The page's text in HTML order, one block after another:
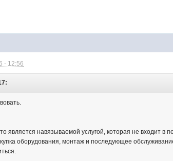
- 12:56
является навязываемой услугой, которая не входит
оборудования, монтаж и последующее